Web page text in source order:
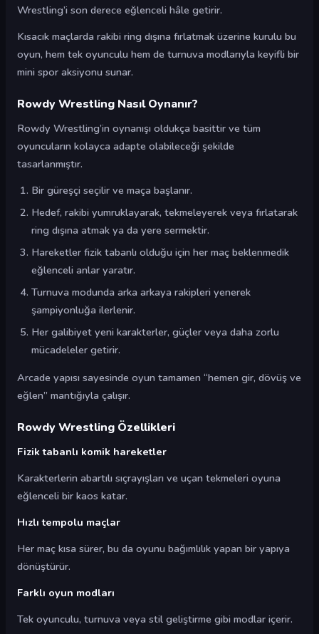
Wrestling’i son derece eğlenceli hâle getirir.
Kısacık maçlarda rakibi ring dışına fırlatmak üzerine kurulu bu
oyun, hem tek oyunculu hem de turnuva modlarıyla keyifli bir
mini spor aksiyonu sunar.
Rowdy Wrestling Nasıl Oynanır?
Rowdy Wrestling’in oynanışı oldukça basittir ve tüm
oyuncuların kolayca adapte olabileceği şekilde
tasarlanmıştır.
Bir güreşçi seçilir ve maça başlanır.
Hedef, rakibi yumruklayarak, tekmeleyerek veya fırlatarak
ring dışına atmak ya da yere sermektir.
Hareketler fizik tabanlı olduğu için her maç beklenmedik
eğlenceli anlar yaratır.
Turnuva modunda arka arkaya rakipleri yenerek
şampiyonluğa ilerlenir.
Her galibiyet yeni karakterler, güçler veya daha zorlu
mücadeleler getirir.
Arcade yapısı sayesinde oyun tamamen “hemen gir, dövüş ve
eğlen” mantığıyla çalışır.
Rowdy Wrestling Özellikleri
Fizik tabanlı komik hareketler
Karakterlerin abartılı sıçrayışları ve uçan tekmeleri oyuna
eğlenceli bir kaos katar.
Hızlı tempolu maçlar
Her maç kısa sürer, bu da oyunu bağımlılık yapan bir yapıya
dönüştürür.
Farklı oyun modları
Tek oyunculu, turnuva veya stil geliştirme gibi modlar içerir.